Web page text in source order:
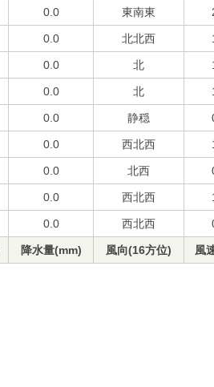
0.0 東南東
0.0 北北西
0.0 北
0.0 北
0.0 静穏
0.0 西北西
0.0 北西
0.0 西北西
0.0 西北西
降水量(mm) 風向(16方位) 風